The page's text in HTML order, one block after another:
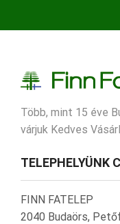
Több, mint 15 éve
várjuk Kedves
TELEPHELYÜNK
FINN FATELEP
2040 Budaörs,